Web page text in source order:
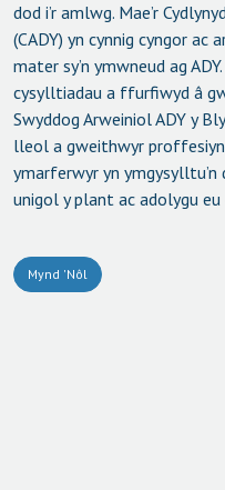
dod i’r amlwg. Mae’r
(CADY) yn cynnig cyngor
mater sy’n ymwneud ag
cysylltiadau a ffurfiwyd â
Swyddog Arweiniol ADY y
lleol a gweithwyr
ymarferwyr yn
unigol y plant ac adolygu eu
Mynd 'Nôl